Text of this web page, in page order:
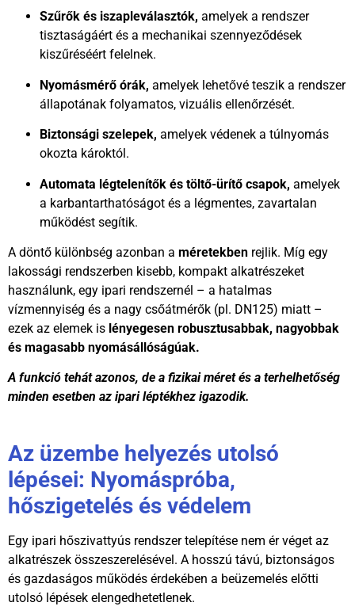
Szűrők és iszapleválasztók, amelyek a rendszer
tisztaságáért és a mechanikai szennyeződések
kiszűréséért felelnek.
Nyomásmérő órák, amelyek lehetővé teszik a rendszer
állapotának folyamatos, vizuális ellenőrzését.
Biztonsági szelepek, amelyek védenek a túlnyomás
okozta károktól.
Automata légtelenítők és töltő-ürítő csapok, amelyek
a karbantarthatóságot és a légmentes, zavartalan
működést segítik.
A döntő különbség azonban a méretekben rejlik. Míg egy
lakossági rendszerben kisebb, kompakt alkatrészeket
használunk, egy ipari rendszernél – a hatalmas
vízmennyiség és a nagy csőátmérők (pl. DN125) miatt –
ezek az elemek is lényegesen robusztusabbak, nagyobbak
és magasabb nyomásállóságúak.
A funkció tehát azonos, de a fizikai méret és a terhelhetőség
minden esetben az ipari léptékhez igazodik.
Az üzembe helyezés utolsó
lépései: Nyomáspróba,
hőszigetelés és védelem
Egy ipari hőszivattyús rendszer telepítése nem ér véget az
alkatrészek összeszerelésével. A hosszú távú, biztonságos
és gazdaságos működés érdekében a beüzemelés előtti
utolsó lépések elengedhetetlenek.